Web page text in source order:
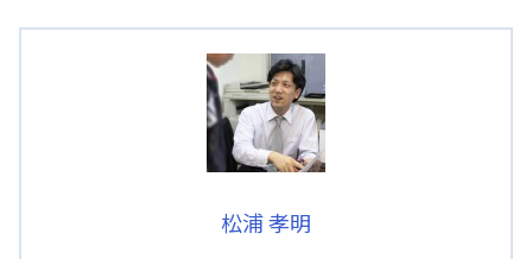
松浦 孝明